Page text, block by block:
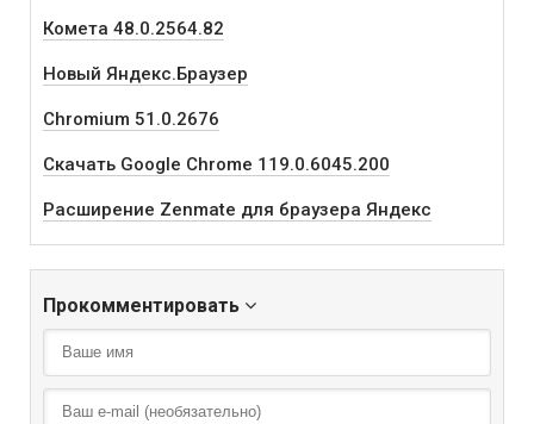
Комета 48.0.2564.82
Новый Яндекс.Браузер
Chromium 51.0.2676
Скачать Google Chrome 119.0.6045.200
Расширение Zenmate для браузера Яндекс
Прокомментировать